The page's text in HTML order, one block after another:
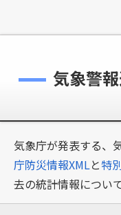
気象警
気象庁が発表する、
庁防災情報XMLと特
去の統計情報につい